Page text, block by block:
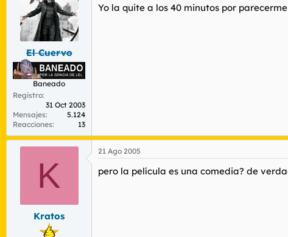
El Cuervo
Baneado
Registro
31 Oct 2003
Mensajes
5.124
Reacciones
13
Yo la quite a los 40 minutos por
K
Kratos
21 Ago 2005
pero la película es una comedia? de